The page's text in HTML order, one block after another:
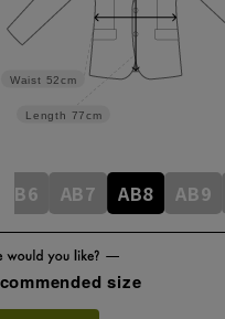
Length 77cm
Waist 52cm
AB6 AB7 AB8 AB9
size